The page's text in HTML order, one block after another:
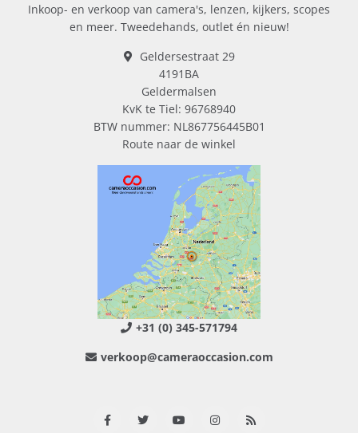
Inkoop- en verkoop van camera's, lenzen, kijkers, scopes
en meer. Tweedehands, outlet én nieuw!
Geldersestraat 29
4191BA
Geldermalsen
KvK te Tiel: 96768940
BTW nummer: NL867756445B01
Route naar de winkel
+31 (0) 345-571794
verkoop@cameraoccasion.com